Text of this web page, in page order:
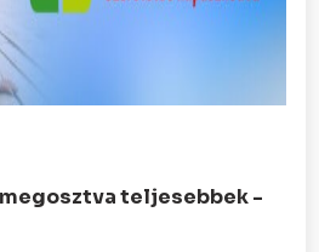
teljesebbek -